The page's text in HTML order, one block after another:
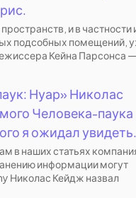
и в частности
подсобных помещений,
Кейна Парсонса —
Нуар» Николас
Человека-паука
я ожидал увидеть.
в наших статьях
информации могут
Николас Кейдж назвал